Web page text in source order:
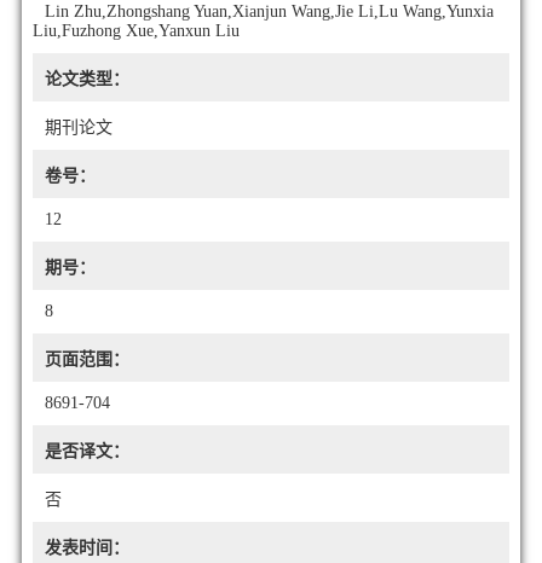
Lin Zhu,Zhongshang Yuan,Xianjun Wang,Jie Li,Lu Wang,Yunxia
Liu,Fuzhong Xue,Yanxun Liu
论文类型：
期刊论文
卷号：
12
期号：
8
页面范围：
8691-704
是否译文：
否
发表时间：